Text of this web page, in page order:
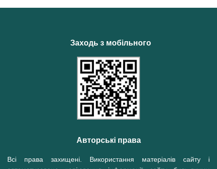
Заходь з мобільного
Авторські права
Всі права захищені. Використання матеріалів сайту і